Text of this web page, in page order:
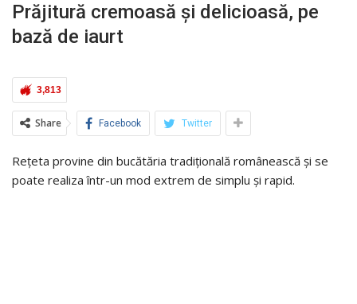
Prăjitură cremoasă și delicioasă, pe
bază de iaurt
3,813
Share Facebook Twitter
Rețeta provine din bucătăria tradițională românească și se
poate realiza într-un mod extrem de simplu și rapid.